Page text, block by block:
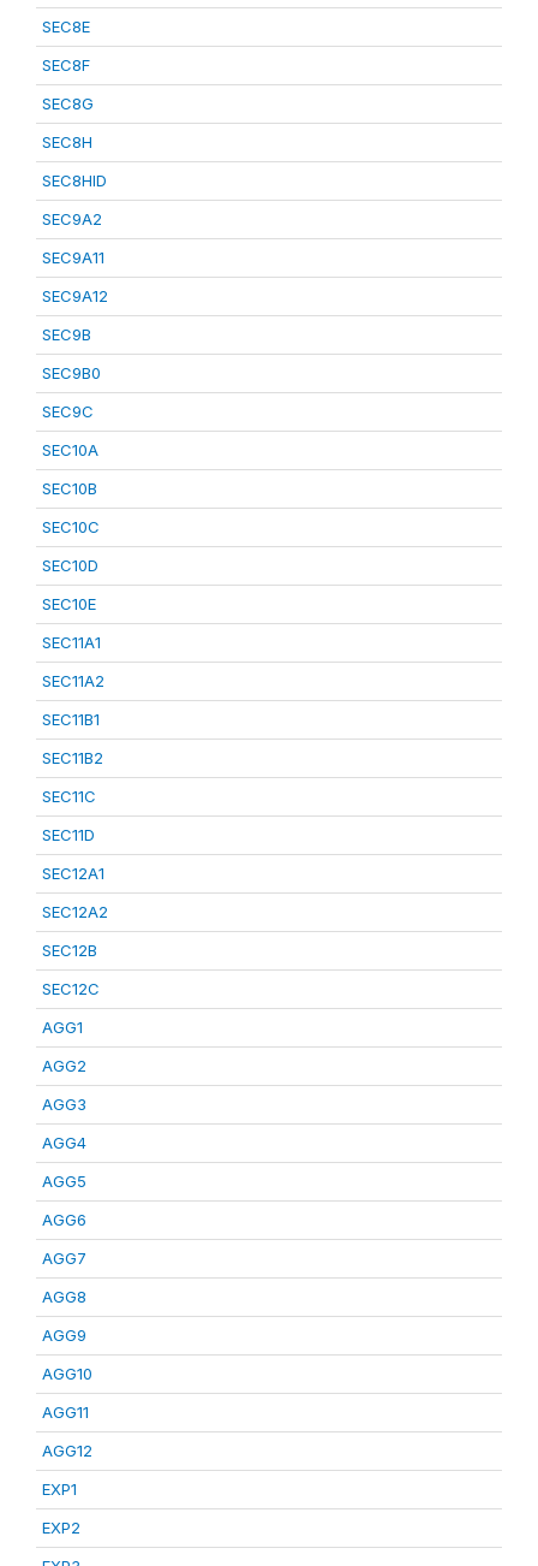
SEC8E
SEC8F
SEC8G
SEC8H
SEC8HID
SEC9A2
SEC9A11
SEC9A12
SEC9B
SEC9B0
SEC9C
SEC10A
SEC10B
SEC10C
SEC10D
SEC10E
SEC11A1
SEC11A2
SEC11B1
SEC11B2
SEC11C
SEC11D
SEC12A1
SEC12A2
SEC12B
SEC12C
AGG1
AGG2
AGG3
AGG4
AGG5
AGG6
AGG7
AGG8
AGG9
AGG10
AGG11
AGG12
EXP1
EXP2